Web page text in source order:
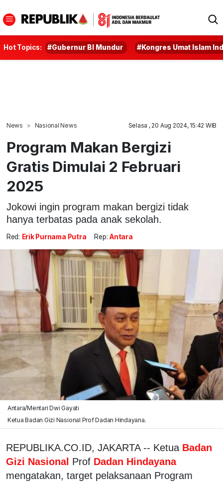
Hot Topics: #Gubernur BI Mundur #Kongres Umat Islam
News Nasional News Selasa , 20 Aug 2024, 15:42 WIB
Program Makan Bergizi
Gratis Dimulai 2 Februari
2025
Jokowi ingin program makan bergizi tidak
hanya terbatas pada anak sekolah.
Red: Erik Purnama Putra Rep: Antara
Antara/Mentari Dwi Gayati
Ketua Badan Gizi Nasional Prof Dadan Hindayana.
REPUBLIKA.CO.ID, JAKARTA -- Ketua Badan
Gizi Nasional Prof Dadan Hindayana
mengatakan, target pelaksanaan Program